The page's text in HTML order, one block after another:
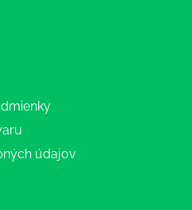
údajov